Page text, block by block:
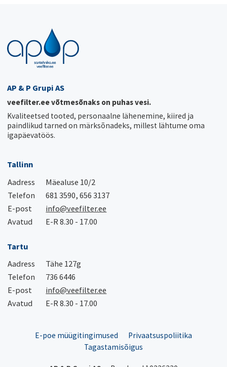
AP & P Grupi AS
veefilter.ee võtmesõnaks on puhas vesi.
Kvaliteetsed tooted, personaalne lähenemine, kiired ja
paindlikud tarned on märksõnadeks, millest lähtume oma
igapäevatöös.
Tallinn
Aadress
Mäealuse 10/2
Telefon
681 3590, 656 3137
E-post
info@veefilter.ee
Avatud
E-R 8.30 - 17.00
Tartu
Aadress
Tähe 127g
Telefon
736 6446
E-post
info@veefilter.ee
Avatud
E-R 8.30 - 17.00
E-poe müügitingimused
Privaatsuspoliitika
Tagastamisõigus